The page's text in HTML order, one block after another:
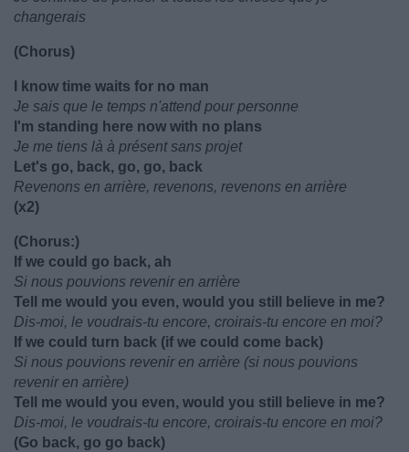
changerais
(Chorus)
I know time waits for no man
Je sais que le temps n'attend pour personne
I'm standing here now with no plans
Je me tiens là à présent sans projet
Let's go, back, go, go, back
Revenons en arrière, revenons, revenons en arrière
(x2)
(Chorus:)
If we could go back, ah
Si nous pouvions revenir en arrière
Tell me would you even, would you still believe in me?
Dis-moi, le voudrais-tu encore, croirais-tu encore en moi?
If we could turn back (if we could come back)
Si nous pouvions revenir en arrière (si nous pouvions
revenir en arrière)
Tell me would you even, would you still believe in me?
Dis-moi, le voudrais-tu encore, croirais-tu encore en moi?
(Go back, go go back)